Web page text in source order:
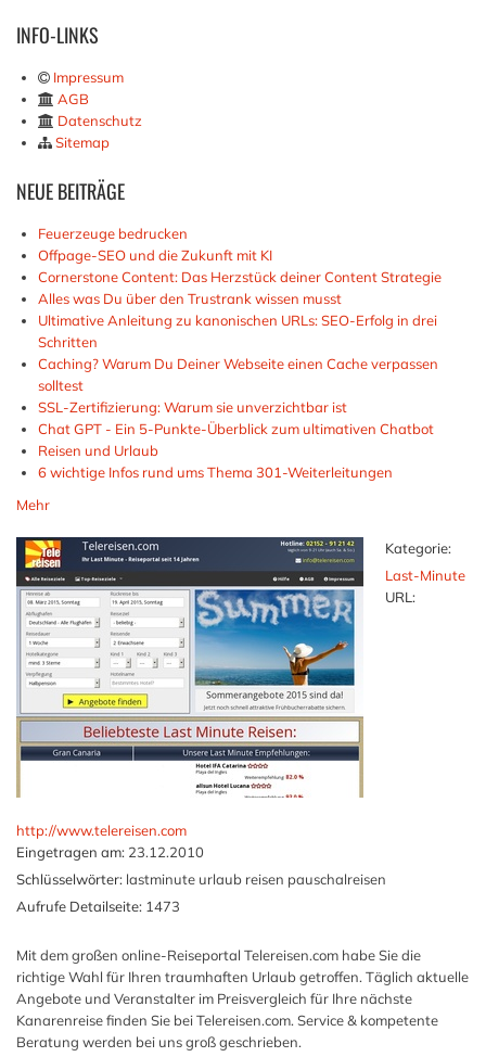
INFO-LINKS
Impressum
AGB
Datenschutz
Sitemap
NEUEBEITRÄGE
Feuerzeuge bedrucken
Offpage-SEO und die Zukunft mit KI
Cornerstone Content: Das Herzstück deiner Content Strategie
Alles was Du über den Trustrank wissen musst
Ultimative Anleitung zu kanonischen URLs: SEO-Erfolg in drei
Schritten
Caching? Warum Du Deiner Webseite einen Cache verpassen
solltest
SSL-Zertifizierung: Warum sie unverzichtbar ist
Chat GPT - Ein 5-Punkte-Überblick zum ultimativen Chatbot
Reisen und Urlaub
6 wichtige Infos rund ums Thema 301-Weiterleitungen
Mehr
Kategorie:
Last-Minute
URL:
http://www.telereisen.com
Eingetragen am: 23.12.2010
Schlüsselwörter: lastminute urlaub reisen pauschalreisen
Aufrufe Detailseite: 1473
Mit dem großen online-Reiseportal Telereisen.com habe Sie die
richtige Wahl für Ihren traumhaften Urlaub getroffen. Täglich aktuelle
Angebote und Veranstalter im Preisvergleich für Ihre nächste
Kanarenreise finden Sie bei Telereisen.com. Service & kompetente
Beratung werden bei uns groß geschrieben.